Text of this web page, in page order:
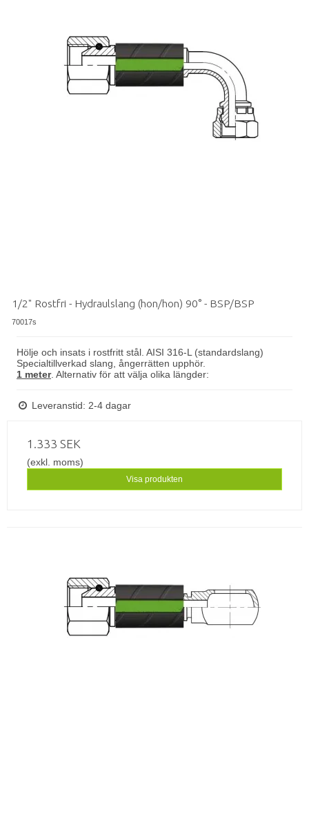
1/2" Rostfri - Hydraulslang (hon/hon) 90° - BSP/BSP
70017s
Hölje och insats i rostfritt stål. AISI 316-L (standardslang)
Specialtillverkad slang, ångerrätten upphör.
1 meter. Alternativ för att välja olika längder:
Leveranstid: 2-4 dagar
1.333 SEK
(exkl. moms)
Visa produkten